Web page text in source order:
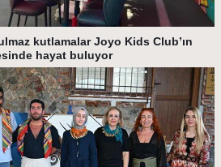
kutlamalar Joyo Kids Club’ın
hayat buluyor